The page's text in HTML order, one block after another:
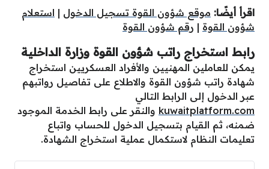
اقرأ أيضًا: موقع شؤون القوة تسجيل الدخول | استعلام
شؤون القوة | رقم شؤون القوة
رابط استخراج راتب شؤون القوة وزارة الداخلية
يمكن للعاملين المهنيين والأفراد العسكريين استخراج
شهادة راتب شؤون القوة والاطلاع على تفاصيل رواتبهم
عبر الدخول إلى الرابط التالي
kuwaitplatform.com والنقر على رابط الخدمة الموجود
ضمنه، ثم القيام بتسجيل الدخول للحساب واتباع
تعليمات النظام لاستكمال عملية استخراج الشهادة.